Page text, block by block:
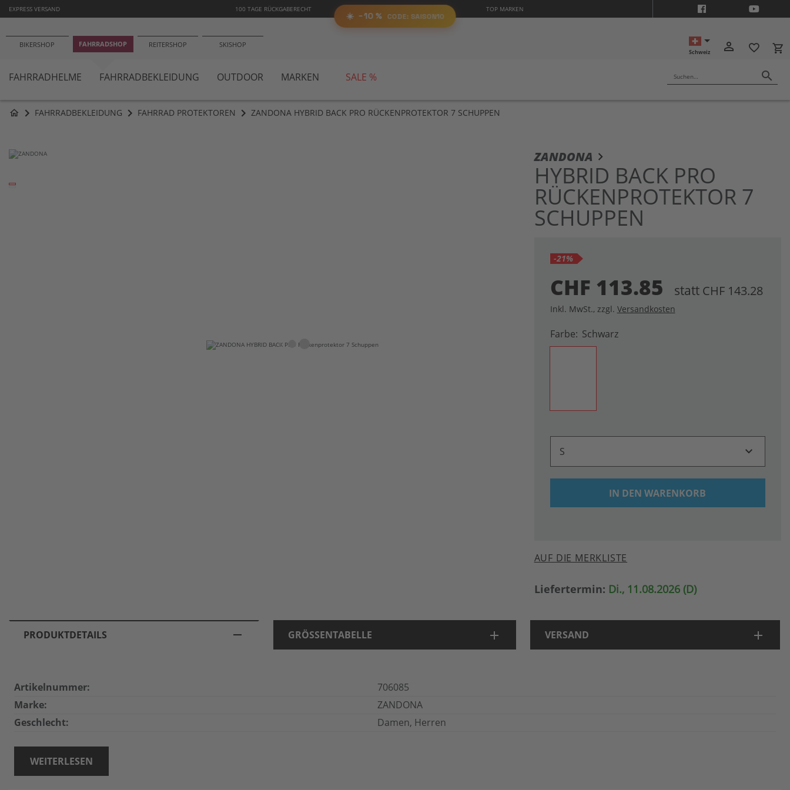
−10%RABATTAUF ALLES! CODE:📋 Code kopieren SAISON10
☀️ −10 % CODE: SAISON10
EXPRESS VERSAND 100 TAGE RÜCKGABERECHT TOP MARKEN
BIKERSHOP FAHRRADSHOP REITERSHOP SKISHOP
Schweiz person_outline favorite_border local_grocery_store
Suchen… search
FAHRRADHELME FAHRRADBEKLEIDUNG OUTDOOR MARKEN SALE %
home FAHRRADBEKLEIDUNG FAHRRAD PROTEKTOREN ZANDONA HYBRID BACK PRO RÜCKENPROTEKTOR 7 SCHUPPEN
ZANDONA
HYBRID BACK PRO
RÜCKENPROTEKTOR 7
SCHUPPEN
-21%
CHF 113.85 statt CHF 143.28
Inkl. MwSt., zzgl. Versandkosten
Farbe Schwarz
S
IN DEN WARENKORB
AUF DIE MERKLISTE
Liefertermin: Di., 11.08.2026 (D)
Zum
Bildergalerie
Anfang
Bildergalerie
springen
PRODUKTDETAILS
Artikelnummer:
706085
Marke:
ZANDONA
Geschlecht:
Damen, Herren
WEITERLESEN
GRÖSSENTABELLE VERSAND